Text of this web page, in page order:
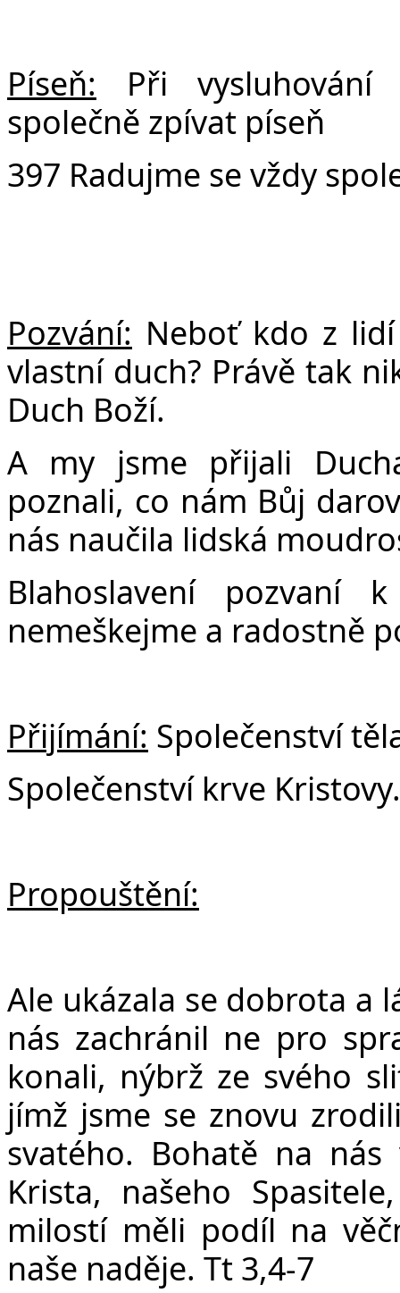
Píseň: Při vysluhování
společně zpívat píseň
397 Radujme se vždy
Pozvání: Neboť kdo z
vlastní duch? Právě tak
Duch Boží.
A my jsme přijali
poznali, co nám Bůj
nás naučila lidská
Blahoslavení pozvaní
nemeškejme a radostně
Přijímání: Společenství
Společenství krve Kristovy.
Propouštění:
Ale ukázala se dobrota a
nás zachránil ne pro
konali, nýbrž ze svého
jímž jsme se znovu
svatého. Bohatě na nás
Krista, našeho
milostí měli podíl na
naše naděje. Tt 3,4-7